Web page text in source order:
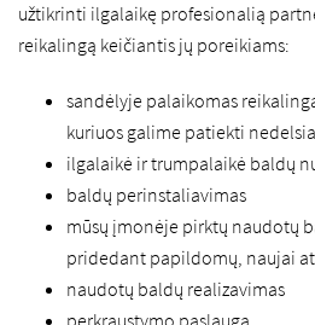
užtikrinti ilgalaikę profesionalią
reikalingą keičiantis jų poreikiams:
sandėlyje palaikomas
kuriuos galime patiekti
ilgalaikė ir trumpalaikė baldų
baldų perinstaliavimas
mūsų įmonėje pirktų naudotų
pridedant papildomų, naujai
naudotų baldų realizavimas
perkraustymo paslauga